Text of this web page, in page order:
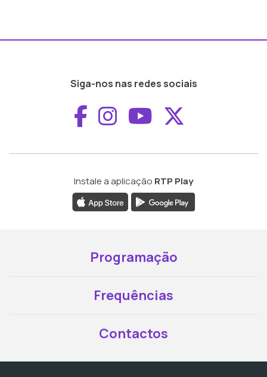
Siga-nos nas redes sociais
Aceder ao
Aceder ao
Aceder ao
Instale a aplicação RTP Play
Programação
Frequências
Contactos